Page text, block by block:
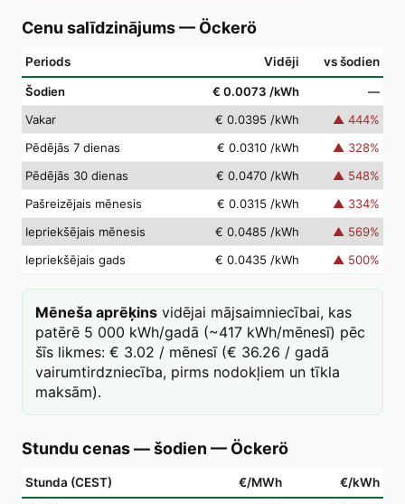
Cenu salīdzinājums— Öckerö
Periods Vidēji vs šodien
Šodien € 0.0073 /kWh
—
Vakar
€ 0.0395 /kWh ▲ 444%
Pēdējās 7 dienas
€ 0.0310 /kWh ▲ 328%
Pēdējās 30 dienas
€ 0.0470 /kWh ▲ 548%
Pašreizējais mēnesis
€ 0.0315 /kWh ▲ 334%
Iepriekšējais mēnesis
€ 0.0485 /kWh ▲ 569%
Iepriekšējais gads
€ 0.0435 /kWh ▲ 500%
Mēneša aprēķins vidējai mājsaimniecībai, kas
patērē 5 000 kWh/gadā (~417 kWh/mēnesī) pēc
šīs likmes: € 3.02 / mēnesī (€ 36.26 / gadā
vairumtirdzniecība, pirms nodokļiem un tīkla
maksām).
Stundu cenas — šodien — Öckerö
Stunda (CEST) €/MWh €/kWh